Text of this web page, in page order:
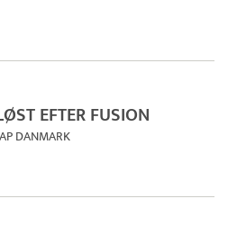
EFTER FUSION
DANMARK